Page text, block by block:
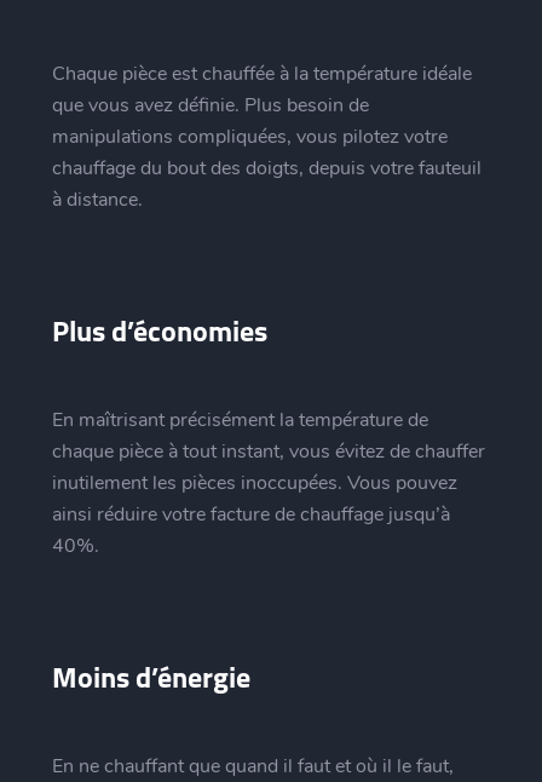
Chaque pièce est chauffée à la température idéale
que vous avez définie. Plus besoin de
manipulations compliquées, vous pilotez votre
chauffage du bout des doigts, depuis votre fauteuil
à distance.
Plus d’économies
En maîtrisant précisément la température de
chaque pièce à tout instant, vous évitez de chauffer
inutilement les pièces inoccupées. Vous pouvez
ainsi réduire votre facture de chauffage jusqu’à
40%.
Moins d’énergie
En ne chauffant que quand il faut et où il le faut,